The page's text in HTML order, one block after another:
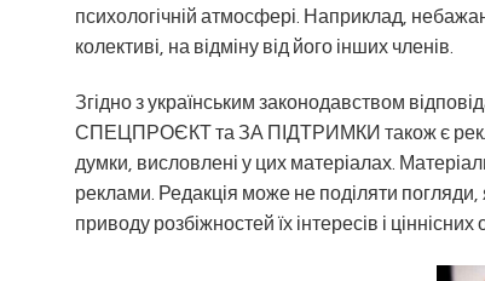
психологічній атмосфері. Наприклад,
колективі, на відміну від його інших членів.
Згідно з українським законодавством
СПЕЦПРОЄКТ та ЗА ПІДТРИМКИ також є
думки, висловлені у цих матеріалах.
реклами. Редакція може не поділяти погляди,
приводу розбіжностей їх інтересів і ціннісних